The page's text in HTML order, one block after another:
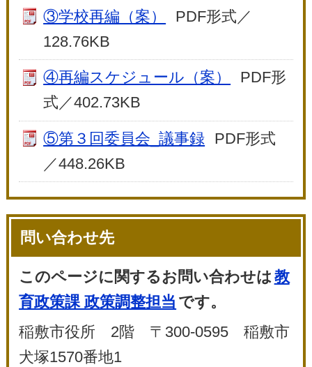
③学校再編（案）
PDF形式／
128.76KB
④再編スケジュール（案）
PDF形
式／402.73KB
⑤第３回委員会_議事録 PDF形式
／448.26KB
問い合わせ先
このページに関するお問い合わせは教
育政策課 政策調整担当 です。
稲敷市役所 2階 〒300-0595 稲敷市
犬塚1570番地1